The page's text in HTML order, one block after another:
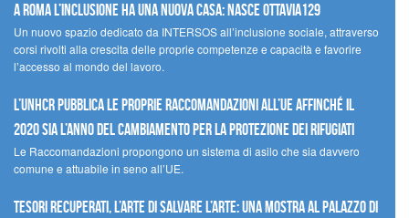
A Roma l’inclusione ha una nuova casa: nasce Ottavia129
Un nuovo spazio dedicato da INTERSOS all’inclusione sociale, attraverso
corsi rivolti alla crescita delle proprie competenze e capacità e favorire
l’accesso al mondo del lavoro.
L’UNHCR pubblica le proprie raccomandazioni all’UE affinché il
2020 sia l’anno del cambiamento per la protezione dei rifugiati
Le Raccomandazioni propongono un sistema di asilo che sia davvero
comune e attuabile in seno all’UE.
Tesori recuperati, l’arte di salvare l’arte: una mostra al Palazzo di